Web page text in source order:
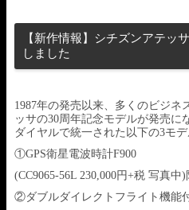
【新作情報】シチズンアテッ
しました
1987年の発売以来、多くのビジネ
ッサの30周年記念モデルが発売に
ダイヤルで統一された以下の3モデ
①GPS衛星電波時計F900
(CC9065-56L 230,000円+税 写真中)
②ダブルダイレクトフライト機能